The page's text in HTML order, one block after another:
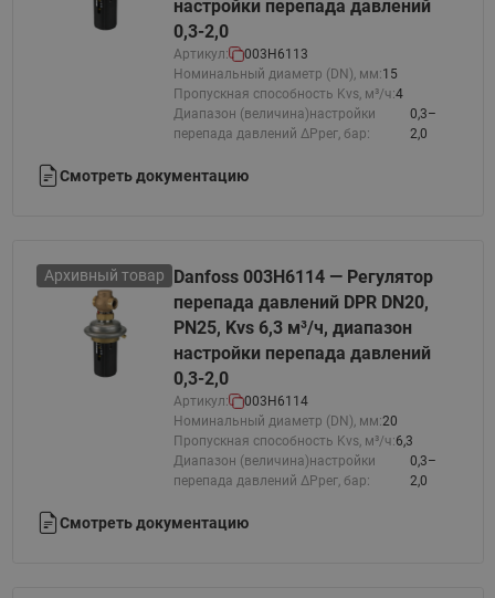
настройки перепада давлений
0,3-2,0
Артикул:
003H6113
Номинальный диаметр (DN), мм:15
Пропускная способность Kvs, м³/ч:4
Диапазон (величина)настройки
перепада давлений ΔРрег, бар:
0,3–
2,0
Смотреть документацию
Архивный товар
Danfoss 003H6114 — Регулятор
перепада давлений DPR DN20,
PN25, Kvs 6,3 м³/ч, диапазон
настройки перепада давлений
0,3-2,0
Артикул:
003H6114
Номинальный диаметр (DN), мм:20
Пропускная способность Kvs, м³/ч:6,3
Диапазон (величина)настройки
перепада давлений ΔРрег, бар:
0,3–
2,0
Смотреть документацию